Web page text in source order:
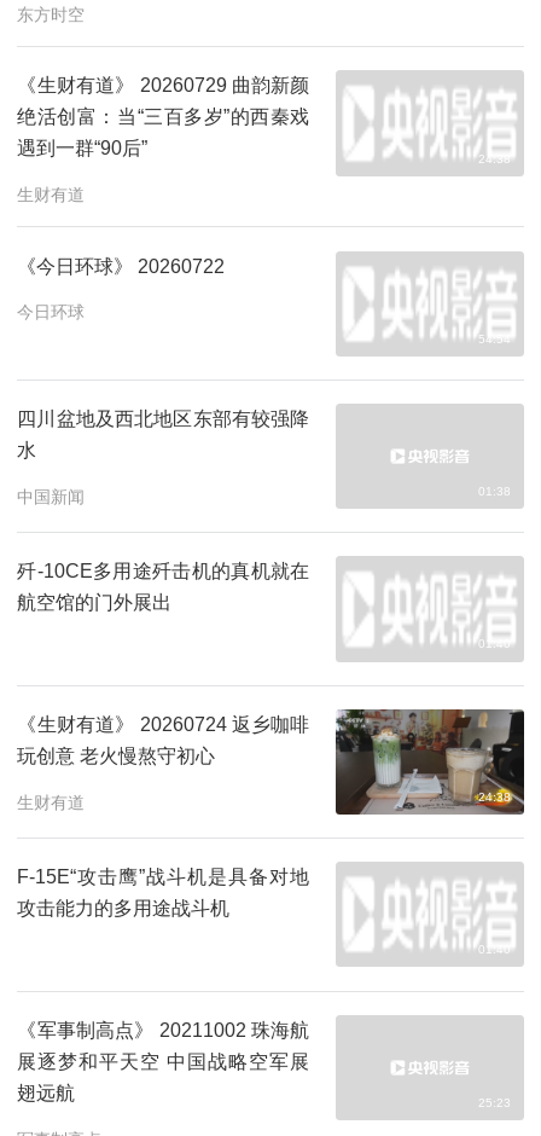
东方时空
《生财有道》 20260729 曲韵新颜
绝活创富：当“三百多岁”的西秦戏
遇到一群“90后”
生财有道
24:38
《今日环球》 20260722
今日环球
54:54
四川盆地及西北地区东部有较强降
水
中国新闻 01:38
歼-10CE多用途歼击机的真机就在
航空馆的门外展出
01:40
《生财有道》 20260724 返乡咖啡
玩创意 老火慢熬守初心
生财有道 24:38
F-15E“攻击鹰”战斗机是具备对地
攻击能力的多用途战斗机
01:40
《军事制高点》 20211002 珠海航
展逐梦和平天空 中国战略空军展
翅远航
25:23